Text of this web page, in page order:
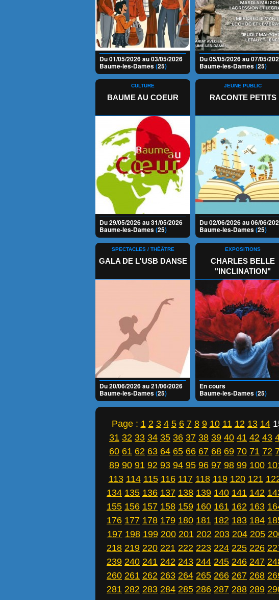
Du 01/05/2026 au 03/05/2026
Baume-les-Dames(25)
Du 05/05/2026 au 07/05/
Baume-les-Dames(25)
CULTURE
BAUME AU COEUR
Du 29/05/2026 au 31/05/2026
Baume-les-Dames(25)
JEUNE PUBLIC
RACONTE PETITS
Du 02/06/2026 au 06/06/
Baume-les-Dames(25)
SPECTACLES / THÉÂTRE
GALA DE L'USB DANSE
Du 20/06/2026 au 21/06/2026
Baume-les-Dames(25)
EXPOSITIONS
CHARLES BELLE
"INCLINATION"
En cours
Baume-les-Dames(25)
Page : 1 2 3 4 5 6 7 8 9 10 11 12 13 14
31 32 33 34 35 36 37 38 39 40 41 42 43
60 61 62 63 64 65 66 67 68 69 70 71 72
89 90 91 92 93 94 95 96 97 98 99 100
113 114 115 116 117 118 119 120 121
134 135 136 137 138 139 140 141 142
155 156 157 158 159 160 161 162 163
176 177 178 179 180 181 182 183 184
197 198 199 200 201 202 203 204 205
218 219 220 221 222 223 224 225 226
239 240 241 242 243 244 245 246 247
260 261 262 263 264 265 266 267 268
281 282 283 284 285 286 287 288 289